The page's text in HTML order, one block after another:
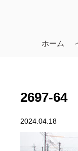
ホーム
2697-64
2024.04.18